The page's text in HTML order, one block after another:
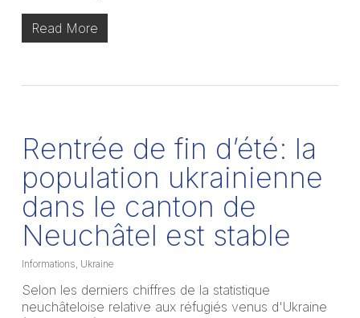
Read More
Rentrée de fin d’été: la
population ukrainienne
dans le canton de
Neuchâtel est stable
Informations, Ukraine
Selon les derniers chiffres de la statistique
neuchâteloise relative aux réfugiés venus d'Ukraine